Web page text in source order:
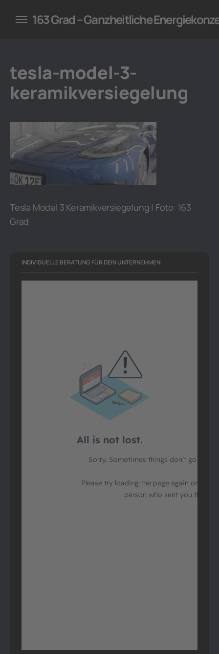
für Unternehmen
163 Grad – Ganzheitliche
tesla-model-3-
keramikversiegelung
Tesla Model 3 Keramikversiegelung | Foto: 163
Grad
INDIVIDUELLE BERATUNG FÜR DEIN UNTERNEHMEN